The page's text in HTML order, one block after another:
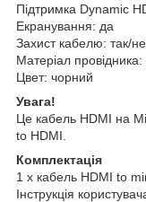
Підтримка Dynamic
Екранування: да
Захист кабелю: так/
Матеріал провідника:
Цвет: чорний
Увага!
Це кабель HDMI на
to HDMI.
Комплектація
1 х кабель HDMI to
Інструкція